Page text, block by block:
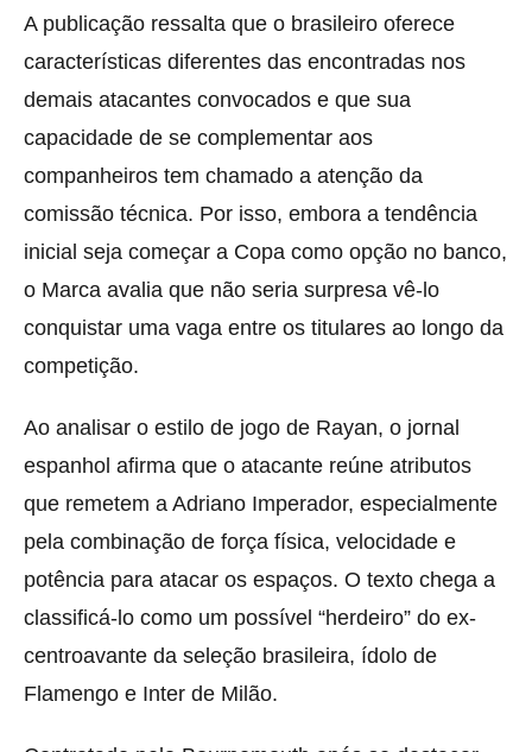
A publicação ressalta que o brasileiro oferece
características diferentes das encontradas nos
demais atacantes convocados e que sua
capacidade de se complementar aos
companheiros tem chamado a atenção da
comissão técnica. Por isso, embora a tendência
inicial seja começar a Copa como opção no banco,
o Marca avalia que não seria surpresa vê-lo
conquistar uma vaga entre os titulares ao longo da
competição.
Ao analisar o estilo de jogo de Rayan, o jornal
espanhol afirma que o atacante reúne atributos
que remetem a Adriano Imperador, especialmente
pela combinação de força física, velocidade e
potência para atacar os espaços. O texto chega a
classificá-lo como um possível “herdeiro” do ex-
centroavante da seleção brasileira, ídolo de
Flamengo e Inter de Milão.